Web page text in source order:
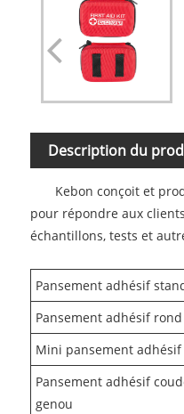
Description du
Kebon conçoit et
pour répondre aux
échantillons, tests et
Pansement adhésif
Pansement adhésif rond
Mini pansement adhésif
Pansement adhésif
genou